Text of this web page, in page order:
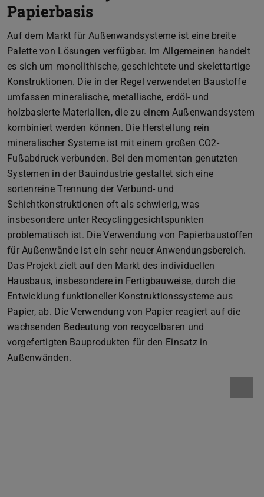
Papierbasis
Auf dem Markt für Außenwandsysteme ist eine breite
Palette von Lösungen verfügbar. Im Allgemeinen handelt
es sich um monolithische, geschichtete und skelettartige
Konstruktionen. Die in der Regel verwendeten Baustoffe
umfassen mineralische, metallische, erdöl- und
holzbasierte Materialien, die zu einem Außenwandsystem
kombiniert werden können. Die Herstellung rein
mineralischer Systeme ist mit einem großen CO2-
Fußabdruck verbunden. Bei den momentan genutzten
Systemen in der Bauindustrie gestaltet sich eine
sortenreine Trennung der Verbund- und
Schichtkonstruktionen oft als schwierig, was
insbesondere unter Recyclinggesichtspunkten
problematisch ist. Die Verwendung von Papierbaustoffen
für Außenwände ist ein sehr neuer Anwendungsbereich.
Das Projekt zielt auf den Markt des individuellen
Hausbaus, insbesondere in Fertigbauweise, durch die
Entwicklung funktioneller Konstruktionssysteme aus
Papier, ab. Die Verwendung von Papier reagiert auf die
wachsenden Bedeutung von recycelbaren und
vorgefertigten Bauprodukten für den Einsatz in
Außenwänden.